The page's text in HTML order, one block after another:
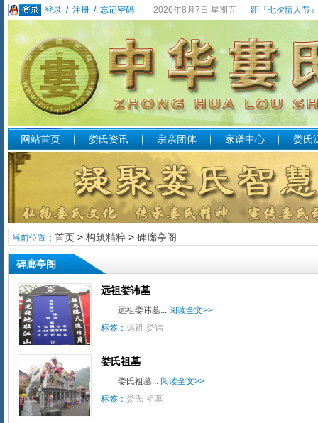
登录/ 注册/ 忘记密码 2026年8月7日 星期五 距『七夕情人节
网站首页 娄氏资讯 宗亲团体 家谱中心 娄氏
当前位置： 首页> 构筑精粹> 碑廊亭阁
碑廊亭阁
远祖娄讳墓
远祖娄讳墓... 阅读全文>>
标签： 远祖 娄讳
娄氏祖墓
娄氏祖墓... 阅读全文>>
标签： 娄氏 祖墓